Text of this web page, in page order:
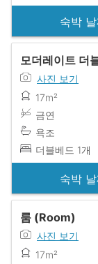
숙박
모더레이트
사진 보기
17m²
금연
욕조
더블베드 1개
숙박
룸 (Room)
사진 보기
17m²